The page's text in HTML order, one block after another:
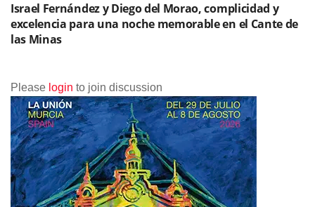
Israel Fernández y Diego del Morao, complicidad y
excelencia para una noche memorable en el Cante de
las Minas
Please login to join discussion